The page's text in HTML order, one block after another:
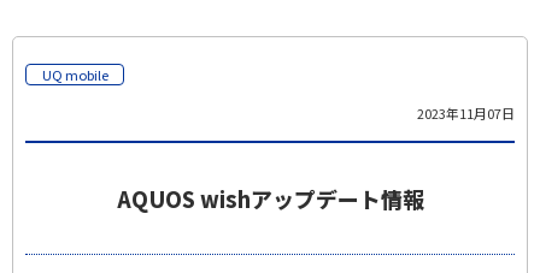
UQ mobile
データチャージサイト
UQ mobile
2023年11月07日
AQUOS wishアップデート情報